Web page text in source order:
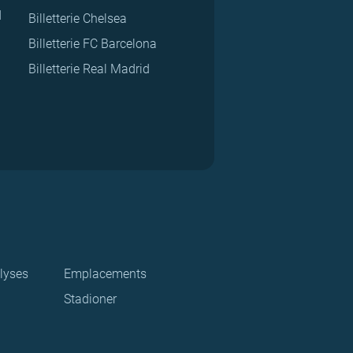
Billetterie Chelsea
Billetterie FC Barcelona
Billetterie Real Madrid
Emplacements
Stadioner